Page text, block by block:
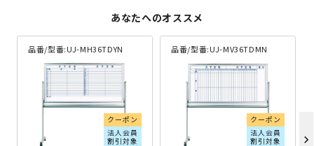
あなたへのオススメ
品番/型番:UJ-MH36TDYN
クーポン
法人会員
割引対象
品番/型番:UJ-MV36TDMN
クーポン
法人会員
割引対象
chevron_right